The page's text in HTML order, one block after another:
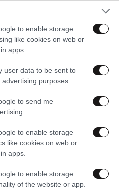
to enable storage
like cookies on web or
apps.
user data to be sent to
purposes.
to send me
to enable storage
like cookies on web or
apps.
to enable storage
of the website or app.
Κατσαγάνης: Μια
ταινίας και μετρά
χρόνια